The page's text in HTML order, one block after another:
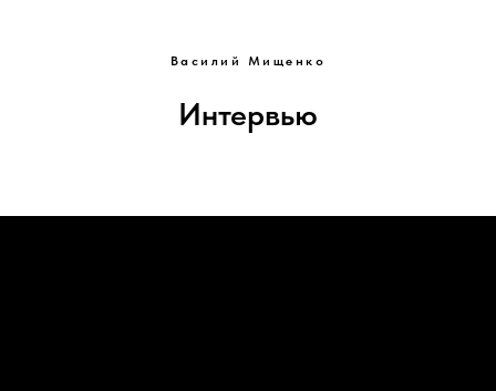
Василий Мищенко
Интервью